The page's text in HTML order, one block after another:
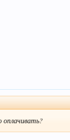
оплачивать?